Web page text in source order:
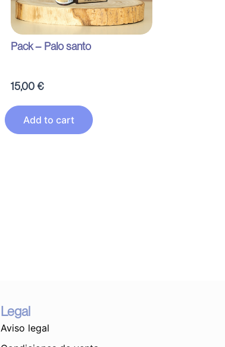
Pack – Palo santo
15,00 €
Add to cart
Legal
Aviso legal